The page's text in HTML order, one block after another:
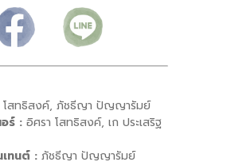
โสทธิสงค์, ภัชธีญา ปัญญารัมย์
ร์ : อิศรา โสทธิสงค์, เก ประเสริฐ
ทนต์ : ภัชธีญา ปัญญารัมย์